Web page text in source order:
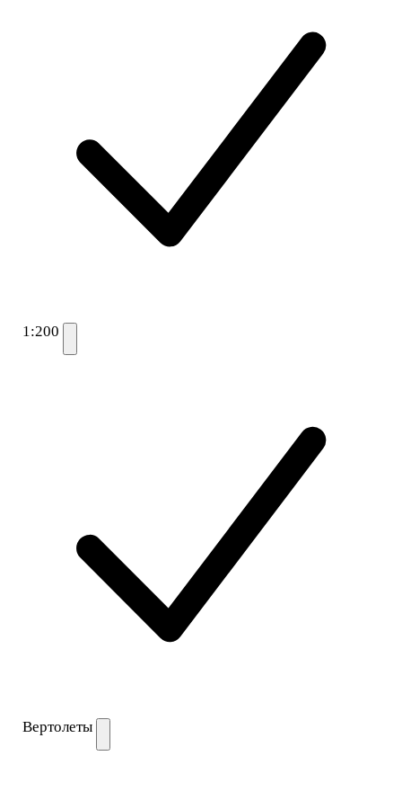
1:200
Вертолеты